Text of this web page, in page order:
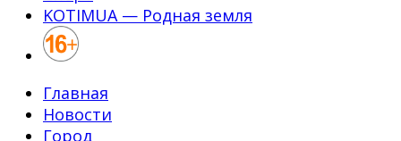
KOTIMUA — Родная земля
Главная
Новости
Город